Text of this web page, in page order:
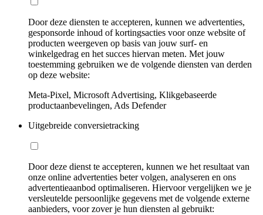
Door deze diensten te accepteren, kunnen we advertenties,
gesponsorde inhoud of kortingsacties voor onze website of
producten weergeven op basis van jouw surf- en
winkelgedrag en het succes hiervan meten. Met jouw
toestemming gebruiken we de volgende diensten van derden
op deze website:
Meta-Pixel, Microsoft Advertising, Klikgebaseerde
productaanbevelingen, Ads Defender
Uitgebreide conversietracking
Door deze dienst te accepteren, kunnen we het resultaat van
onze online advertenties beter volgen, analyseren en ons
advertentieaanbod optimaliseren. Hiervoor vergelijken we je
versleutelde persoonlijke gegevens met de volgende externe
aanbieders, voor zover je hun diensten al gebruikt: